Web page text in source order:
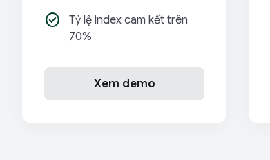
check_circle
Tỷ lệ index cam kết trên
70%
Xem demo